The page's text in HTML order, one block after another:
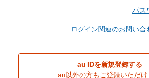
パス
ログイン関連のお問い合
au IDを新規登録する
au以外の方もご登録いただけ